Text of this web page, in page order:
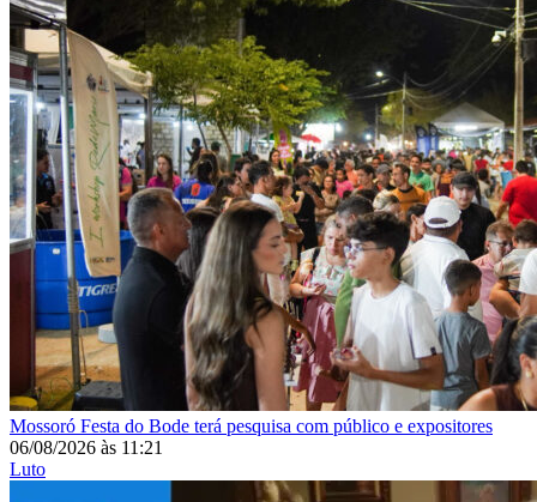
Mossoró Festa do Bode terá pesquisa com público e expositores
06/08/2026 às 11:21
Luto